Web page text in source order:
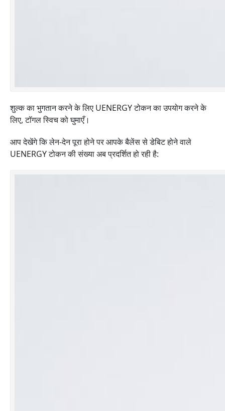
शुल्क का भुगतान करने के लिए UENERGY टोकन का उपयोग करने के
लिए, टॉगल स्विच को घुमाएँ।
आप देखेंगे कि लेन-देन पूरा होने पर आपके बैलेंस से डेबिट होने वाले
UENERGY टोकन की संख्या अब प्रदर्शित हो रही है: